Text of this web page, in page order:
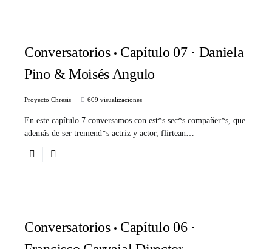
Conversatorios
Capítulo 07 · Daniela
Pino & Moisés Angulo
Proyecto Chresis 609 visualizaciones
En este capítulo 7 conversamos con est*s sec*s compañer*s, que
además de ser tremend*s actriz y actor, flirtean…
Conversatorios
Capítulo 06 ·